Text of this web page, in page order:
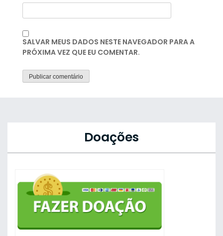
SALVAR MEUS DADOS NESTE NAVEGADOR PARA A
PRÓXIMA VEZ QUE EU COMENTAR.
Doações